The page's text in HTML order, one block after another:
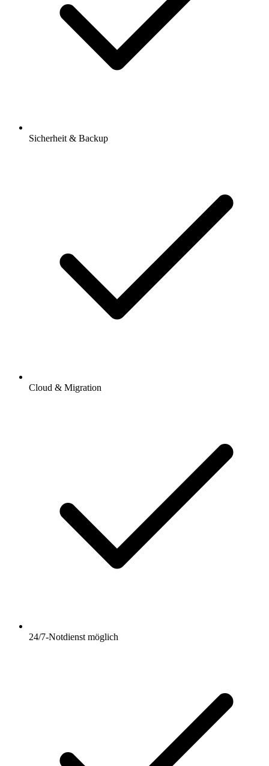
Sicherheit & Backup
Cloud & Migration
24/7-Notdienst möglich